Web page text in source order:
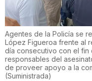
Agentes de la Policía se
López Figueroa frente al
día consecutivo con el
responsables del
de proveer apoyo a la
(Suministrada)